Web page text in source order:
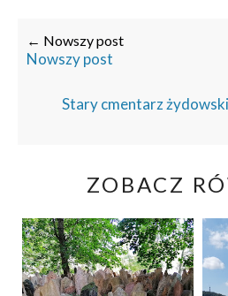
← Nowszy post
Nowszy post
Stary cmentarz
ZOBACZ